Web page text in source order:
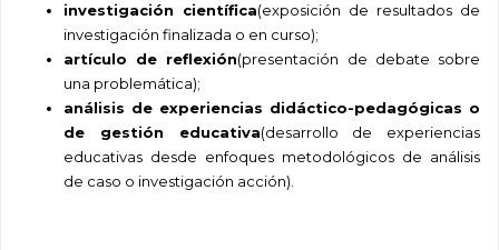
investigación científica(exposición de resultados de
investigación finalizada o en curso);
artículo de reflexión(presentación de debate sobre
una problemática);
análisis de experiencias didáctico-pedagógicas o
de gestión educativa(desarrollo de experiencias
educativas desde enfoques metodológicos de análisis
de caso o investigación acción).